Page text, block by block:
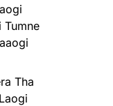
Tumne
Tha